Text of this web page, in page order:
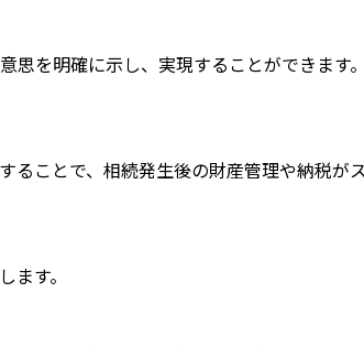
思を明確に示し、実現することができます
ることで、相続発生後の財産管理や納税が
す。